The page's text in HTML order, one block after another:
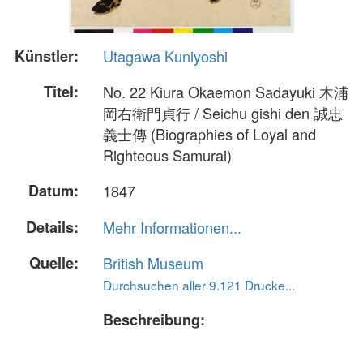
Künstler:
Utagawa Kuniyoshi
Titel:
No. 22 Kiura Okaemon Sadayuki 木浦
岡右衛門貞行 / Seichu gishi den 誠忠
義士傳 (Biographies of Loyal and
Righteous Samurai)
Datum:
1847
Details:
Mehr Informationen...
Quelle:
British Museum
Durchsuchen aller 9.121 Drucke...
Beschreibung: